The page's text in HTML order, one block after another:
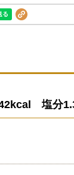
塩分